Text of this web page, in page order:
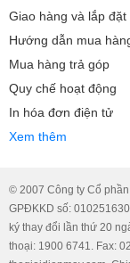
Giao hàng và lắp đặt
Hướng dẫn mua
Mua hàng trả góp
Quy chế hoạt động
In hóa đơn điện tử
Xem thêm
© 2007 Công ty Cổ
GPĐKKD số:
ký thay đổi lần thứ 20
thoại: 1900 6741. Fax: